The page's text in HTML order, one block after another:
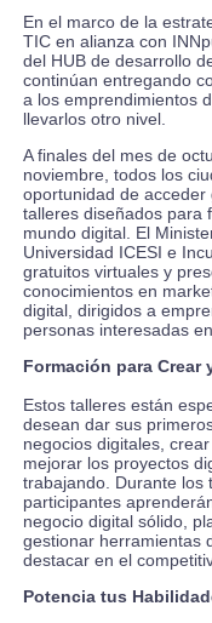
En el marco de la
TIC en alianza con
del HUB de desarrollo
continúan entregando
a los emprendimientos
llevarlos otro nivel.
A finales del mes de
noviembre, todos los
oportunidad de
talleres diseñados para
mundo digital. El
Universidad ICESI e
gratuitos virtuales y
conocimientos en
digital, dirigidos a
personas interesadas
Formación para Crear
Estos talleres están
desean dar sus
negocios digitales,
mejorar los proyectos
trabajando. Durante los
participantes
negocio digital sólido,
gestionar herramientas
destacar en el
Potencia tus